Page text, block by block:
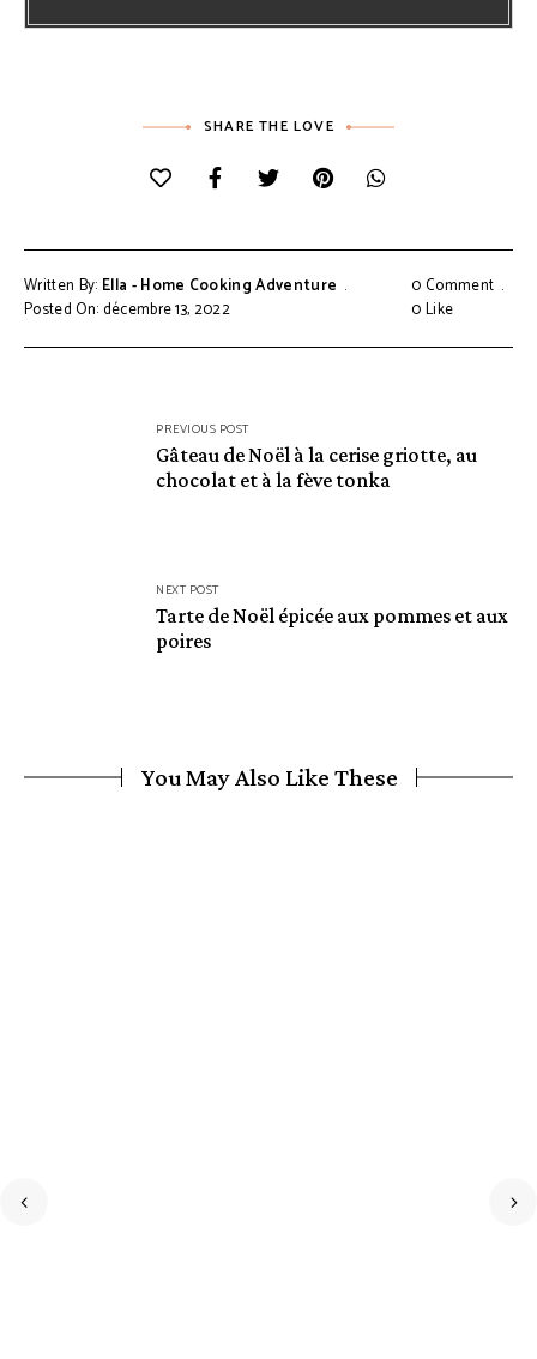
SHARE THE LOVE
Written By: Ella - Home Cooking Adventure
Posted On: décembre 13, 2022
0 Comment
0Like
PREVIOUS POST
Gâteau de Noël à la cerise griotte, au
chocolat et à la fève tonka
NEXT POST
Tarte de Noël épicée aux pommes et aux
poires
You May Also Like These